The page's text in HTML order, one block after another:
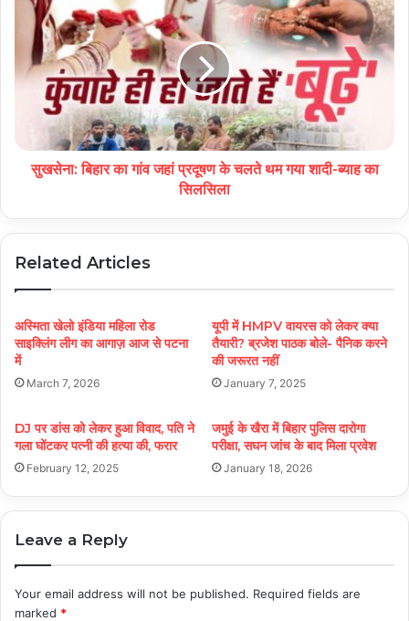
सुखसेना: बिहार का गांव जहां प्रदूषण के चलते थम गया शादी-ब्याह का
सिलसिला
Related Articles
अस्मिता खेलो इंडिया महिला रोड
साइक्लिंग लीग का आगाज़ आज से पटना
में
March 7, 2026
यूपी में HMPV वायरस को लेकर क्या
तैयारी? ब्रजेश पाठक बोले- पैनिक करने
की जरूरत नहीं
January 7, 2025
DJ पर डांस को लेकर हुआ विवाद, पति ने
गला घोंटकर पत्नी की हत्या की, फरार
February 12, 2025
जमुई के खैरा में बिहार पुलिस दारोगा
परीक्षा, सघन जांच के बाद मिला प्रवेश
January 18, 2026
Leave a Reply
Your email address will not be published. Required fields are
marked *